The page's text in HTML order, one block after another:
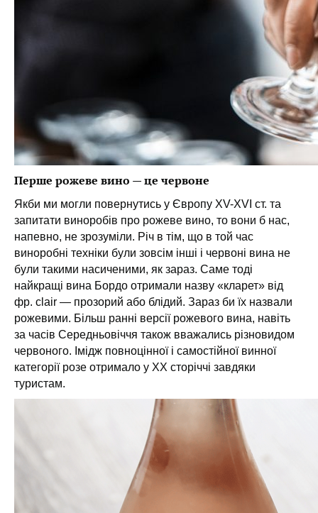
Перше рожеве вино — це червоне
Якби ми могли повернутись у Європу XV-XVI ст. та
запитати виноробів про рожеве вино, то вони б нас,
напевно, не зрозуміли. Річ в тім, що в той час
виноробні техніки були зовсім інші і червоні вина не
були такими насиченими, як зараз. Саме тоді
найкращі вина Бордо отримали назву «кларет» від
фр. сlair — прозорий або блідий. Зараз би їх назвали
рожевими. Більш ранні версії рожевого вина, навіть
за часів Середньовіччя також вважались різновидом
червоного. Імідж повноцінної і самостійної винної
категорії розе отримало у XX сторіччі завдяки
туристам.